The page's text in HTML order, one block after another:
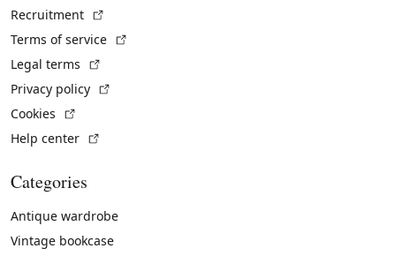
Recruitment
Terms of service
Legal terms
Privacy policy
Cookies
Help center
Categories
Antique wardrobe
Vintage bookcase